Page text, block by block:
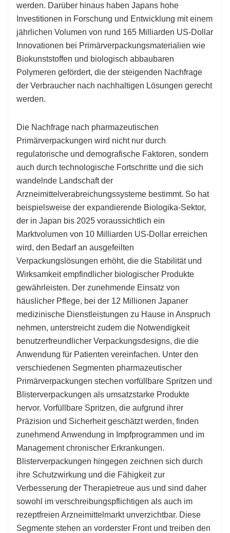
werden. Darüber hinaus haben Japans hohe
Investitionen in Forschung und Entwicklung mit einem
jährlichen Volumen von rund 165 Milliarden US-Dollar
Innovationen bei Primärverpackungsmaterialien wie
Biokunststoffen und biologisch abbaubaren
Polymeren gefördert, die der steigenden Nachfrage
der Verbraucher nach nachhaltigen Lösungen gerecht
werden.
Die Nachfrage nach pharmazeutischen
Primärverpackungen wird nicht nur durch
regulatorische und demografische Faktoren, sondern
auch durch technologische Fortschritte und die sich
wandelnde Landschaft der
Arzneimittelverabreichungssysteme bestimmt. So hat
beispielsweise der expandierende Biologika-Sektor,
der in Japan bis 2025 voraussichtlich ein
Marktvolumen von 10 Milliarden US-Dollar erreichen
wird, den Bedarf an ausgefeilten
Verpackungslösungen erhöht, die die Stabilität und
Wirksamkeit empfindlicher biologischer Produkte
gewährleisten. Der zunehmende Einsatz von
häuslicher Pflege, bei der 12 Millionen Japaner
medizinische Dienstleistungen zu Hause in Anspruch
nehmen, unterstreicht zudem die Notwendigkeit
benutzerfreundlicher Verpackungsdesigns, die die
Anwendung für Patienten vereinfachen. Unter den
verschiedenen Segmenten pharmazeutischer
Primärverpackungen stechen vorfüllbare Spritzen und
Blisterverpackungen als umsatzstarke Produkte
hervor. Vorfüllbare Spritzen, die aufgrund ihrer
Präzision und Sicherheit geschätzt werden, finden
zunehmend Anwendung in Impfprogrammen und im
Management chronischer Erkrankungen.
Blisterverpackungen hingegen zeichnen sich durch
ihre Schutzwirkung und die Fähigkeit zur
Verbesserung der Therapietreue aus und sind daher
sowohl im verschreibungspflichtigen als auch im
rezeptfreien Arzneimittelmarkt unverzichtbar. Diese
Segmente stehen an vorderster Front und treiben den